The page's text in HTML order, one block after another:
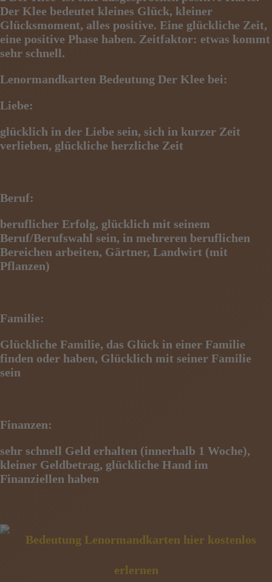
Der Klee bedeutet kleines Glück, kleiner
Glücksmoment, alles positive. Eine glückliche Zeit,
eine positive Phase haben. Zeitfaktor: etwas kommt
sehr schnell.
Lenormandkarten Bedeutung Der Klee bei:
Liebe:
glücklich in der Liebe sein, sich in kurzer Zeit
verlieben, glückliche herzliche Zeit
Beruf:
beruflicher Erfolg, glücklich mit seinem
Beruf/Berufswahl sein, in mehreren beruflichen
Bereichen arbeiten, Gärtner, Landwirt (mit
Pflanzen)
Familie:
Glückliche Familie, das Glück in einer Familie
finden oder haben, Glücklich mit seiner Familie
sein
Finanzen:
sehr schnell Geld erhalten (innerhalb 1 Woche),
kleiner Geldbetrag, glückliche Hand im
Finanziellen haben